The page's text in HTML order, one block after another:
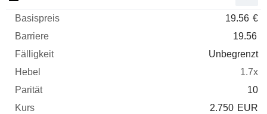
19.56 €
19.56
Unbegrenzt
1.7x
10
2.750 EUR